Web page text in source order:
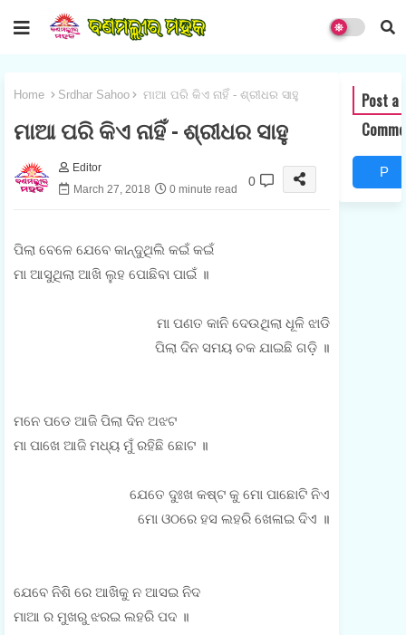
Home Srdhar Sahoo ମାଆ ପରି କିଏ ନାହିଁ - ଶ୍ରୀଧର ସାହୁ
ମାଆ ପରି କିଏ ନାହିଁ - ଶ୍ରୀଧର ସାହୁ
Editor
March 27, 2018
0 minute read
0
ପିଲା ବେଳେ ଯେବେ କାନ୍ଦୁଥିଲି କଇଁ କଇଁ
ମା ଆସୁଥିଲା ଆଖି ଲୁହ ପୋଛିବା ପାଇଁ ॥
ମା ପଣତ କାନି ଦେଉଥିଲା ଧୂଳି ଝାଡି
ପିଲା ଦିନ ସମୟ ଚକ ଯାଇଛି ଗଡ଼ି ॥
ମନେ ପଡେ ଆଜି ପିଲା ଦିନ ଅଝଟ
ମା ପାଖେ ଆଜି ମଧ୍ୟ ମୁଁ ରହିଛି ଛୋଟ ॥
ଯେତେ ଦୁଃଖ କଷ୍ଟ କୁ ମୋ ପାଛୋଟି ନିଏ
ମୋ ଓଠରେ ହସ ଲହରି ଖେଳାଇ ଦିଏ ॥
ଯେବେ ନିଶି ରେ ଆଖିକୁ ନ ଆସଇ ନିଦ
ମାଆ ର ମୁଖରୁ ଝରଇ ଲହରି ପଦ ॥
Post a
P
o